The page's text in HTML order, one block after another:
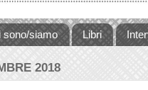
sono/siamo Libri
2018